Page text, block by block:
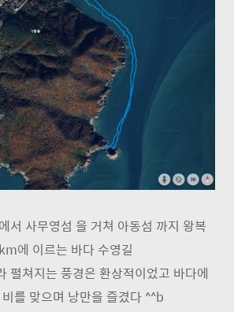
서 사무영섬 을 거쳐 아동섬 까지 왕복
에 이르는 바다 수영길
펼쳐지는 풍경은 환상적이었고 바다에
를 맞으며 낭만을 즐겼다 ^^b